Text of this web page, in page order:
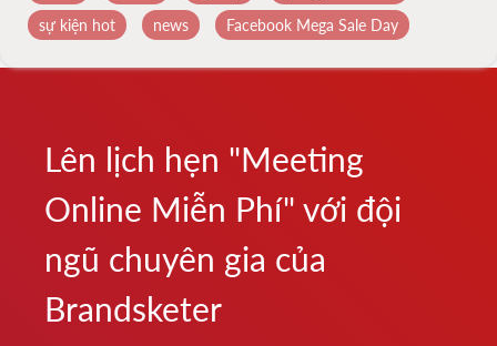
sự kiện hot
news Facebook Mega Sale Day
Lên lịch hẹn "Meeting
Online Miễn Phí" với đội
ngũ chuyên gia của
Brandsketer